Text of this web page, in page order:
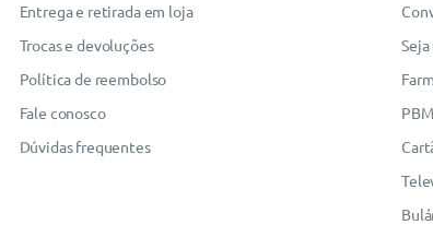
Entrega e retirada em loja
Trocas e devoluções
Política de reembolso
Fale conosco
Dúvidas frequentes
PBM